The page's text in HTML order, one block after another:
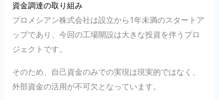
資金調達の取り組み
プロメシアン株式会社は設立から1年未満のスタートア
ップであり、今回の工場開設は大きな投資を伴うプロ
ジェクトです。
そのため、自己資金のみでの実現は現実的ではなく、
外部資金の活用が不可欠となっています。